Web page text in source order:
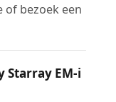
of bezoek een
Starray EM-i